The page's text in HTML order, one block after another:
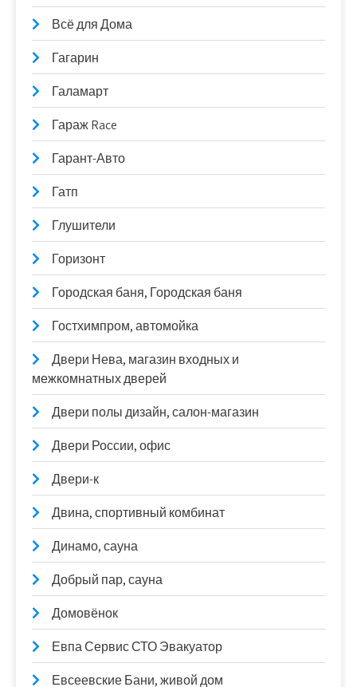
Всё для Дома
Гагарин
Галамарт
Гараж Race
Гарант-Авто
Гатп
Глушители
Горизонт
Городская баня, Городская баня
Гостхимпром, автомойка
Двери Нева, магазин входных и
межкомнатных дверей
Двери полы дизайн, салон-магазин
Двери России, офис
Двери-к
Двина, спортивный комбинат
Динамо, сауна
Добрый пар, сауна
Домовёнок
Евпа Сервис СТО Эвакуатор
Евсеевские Бани, живой дом